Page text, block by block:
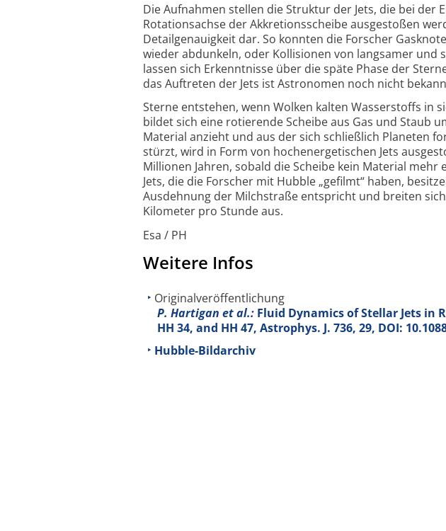
Die Aufnahmen stellen die Struktur der Jets, die bei der
Rotationsachse der Akkretionsscheibe ausgestoßen
Detailgenauigkeit dar. So konnten die Forscher
wieder abdunkeln, oder Kollisionen von langsamer und
lassen sich Erkenntnisse über die späte Phase der
das Auftreten der Jets ist Astronomen noch nicht
Sterne entstehen, wenn Wolken kalten Wasserstoffs in
bildet sich eine rotierende Scheibe aus Gas und Staub
Material anzieht und aus der sich schließlich Planeten
stürzt, wird in Form von hochenergetischen Jets
Millionen Jahren, sobald die Scheibe kein Material
Jets, die die Forscher mit Hubble „gefilmt“ haben,
Ausdehnung der Milchstraße entspricht und breiten
Kilometer pro Stunde aus.
Esa / PH
Weitere Infos
Originalveröffentlichung
P. Hartigan et al.: Fluid Dynamics of Stellar Jets in
HH 34, and HH 47, Astrophys. J. 736, 29, DOI:
Hubble-Bildarchiv